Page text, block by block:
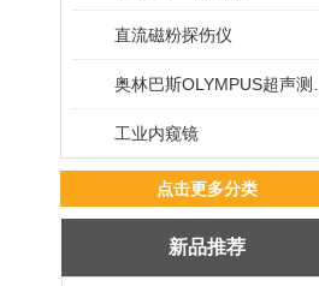
直流磁粉探伤仪
工业内窥镜
点击更多分类
新品推荐